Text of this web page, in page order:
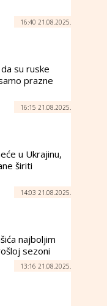
16:40 21.08.2025.
su ruske
prazne
16:15 21.08.2025.
u Ukrajinu,
širiti
14:03 21.08.2025.
najboljim
sezoni
13:16 21.08.2025.